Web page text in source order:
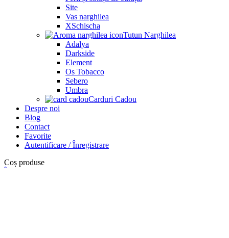
Site
Vas narghilea
XSchischa
Tutun Narghilea
Adalya
Darkside
Element
Os Tobacco
Sebero
Umbra
Carduri Cadou
Despre noi
Blog
Contact
Favorite
Autentificare / Înregistrare
Coș produse